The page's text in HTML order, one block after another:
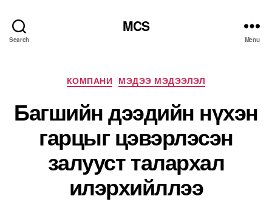
Search
MCS
Menu
Categories
КОМПАНИ МЭДЭЭ МЭДЭЭЛЭЛ
Багшийн дээдийн нүхэн
гарцыг цэвэрлэсэн
залууст талархал
илэрхийллээ